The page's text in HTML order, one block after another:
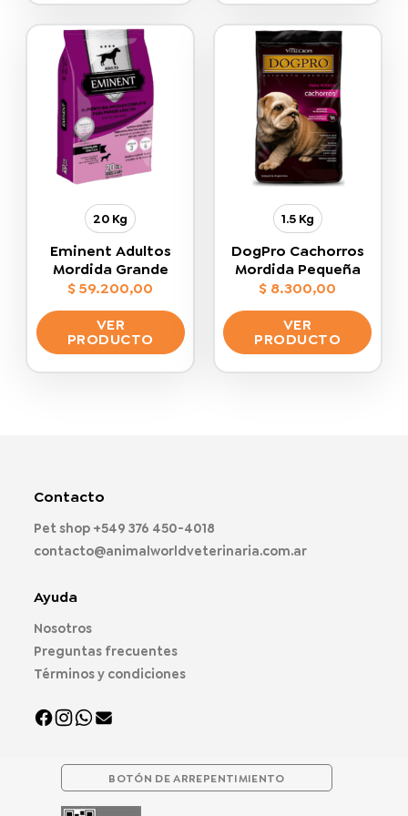
tiene
múltiples
variantes.
Las
opciones
se
pueden
elegir
la
página
de
producto
tiene
múltiples
variantes.
Las
opciones
se
pueden
elegir
en
la
página
de
producto
20 Kg
Eminent Adultos
Mordida Grande
$59.200,00
VER
PRODUCTO
elegir
en
1.5 Kg
DogPro Cachorros
Mordida Pequeña
$ 8.300,00
VER
PRODUCTO
en
Contacto
Pet shop +549 376 450-4018
contacto@animalworldveterinaria.com.ar
Ayuda
Nosotros
Preguntas frecuentes
Términos y condiciones
BOTÓN DE ARREPENTIMIENTO